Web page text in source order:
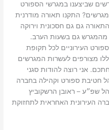
שביצענו במגרשי הספורט
התקנו תאורה מודרנית
גם גם חסכונית וירוקה
מהמגרש גם בשעות הערב.
העירוניים לכל תקופת
המגרשים הללו מצורפים לעשרות המגרשים
אני רוצה להודות סגני
חטיבת ספורט וקהילה בחברה
שפ״ע – ראובן הרשקוביץ
העירונית האחראית לתחזוקת